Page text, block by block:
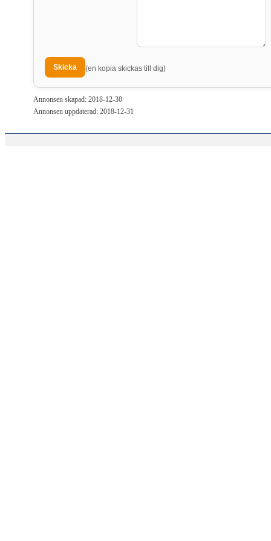
(en kopia skickas till dig)
Annonsen skapad: 2018-12-30
Annonsen uppdaterad: 2018-12-31